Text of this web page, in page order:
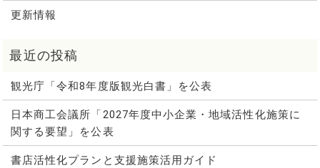
更新情報
観光庁「令和8年度版観光白書」を公表
日本商工会議所「2027年度中小企業・地域活性化施策に
関する要望」を公表
書店活性化プランと支援施策活用ガイド